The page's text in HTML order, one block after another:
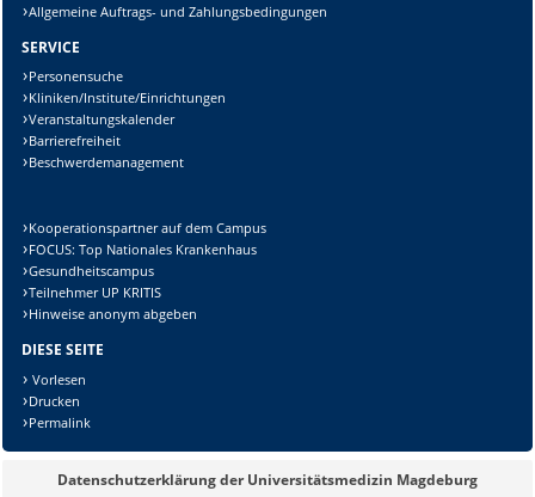
Allgemeine Auftrags- und Zahlungsbedingungen
SERVICE
Personensuche
Kliniken/Institute/Einrichtungen
Veranstaltungskalender
Barrierefreiheit
Beschwerdemanagement
Kooperationspartner auf dem Campus
FOCUS: Top Nationales Krankenhaus
Gesundheitscampus
Teilnehmer UP KRITIS
Hinweise anonym abgeben
DIESE SEITE
Vorlesen
Drucken
Permalink
Datenschutzerklärung der Universitätsmedizin Magdeburg